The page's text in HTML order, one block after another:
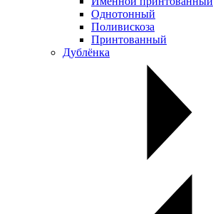
Однотонный
Поливискоза
Принтованный
Дублёнка